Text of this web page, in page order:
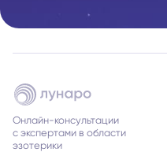
Онлайн-консультации
с экспертами в области
эзотерики